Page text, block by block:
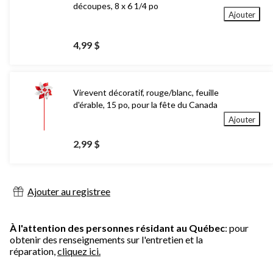
découpes, 8 x 6 1/4 po
4,99 $
Ajouter
Virevent décoratif, rouge/blanc, feuille
d'érable, 15 po, pour la fête du Canada
2,99 $
Ajouter
Ajouter au registree
À l'attention des personnes résidant au Québec: pour
obtenir des renseignements sur l'entretien et la
réparation,cliquez ici.